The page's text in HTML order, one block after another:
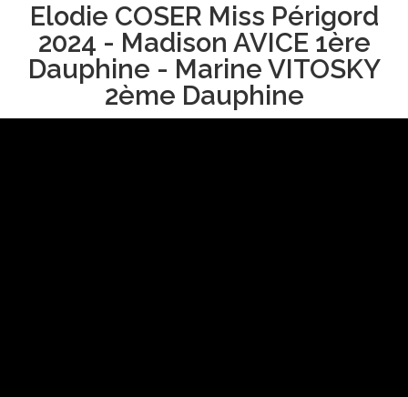
Elodie COSER Miss Périgord
2024 - Madison AVICE 1ère
Dauphine - Marine VITOSKY
2ème Dauphine